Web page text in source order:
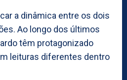
a dinâmica entre os dois
Ao longo dos últimos
têm protagonizado
leituras diferentes dentro